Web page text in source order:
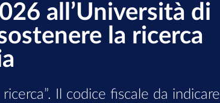
all’Università di
la ricerca
Il codice fiscale da indicare